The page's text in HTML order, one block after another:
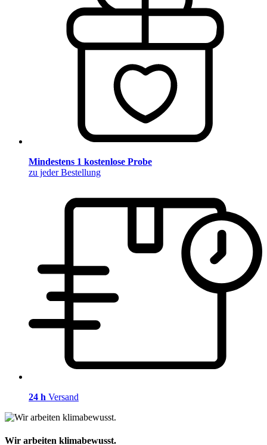
Mindestens 1 kostenlose Probe
zu jeder Bestellung
24 h Versand
Wir arbeiten klimabewusst.